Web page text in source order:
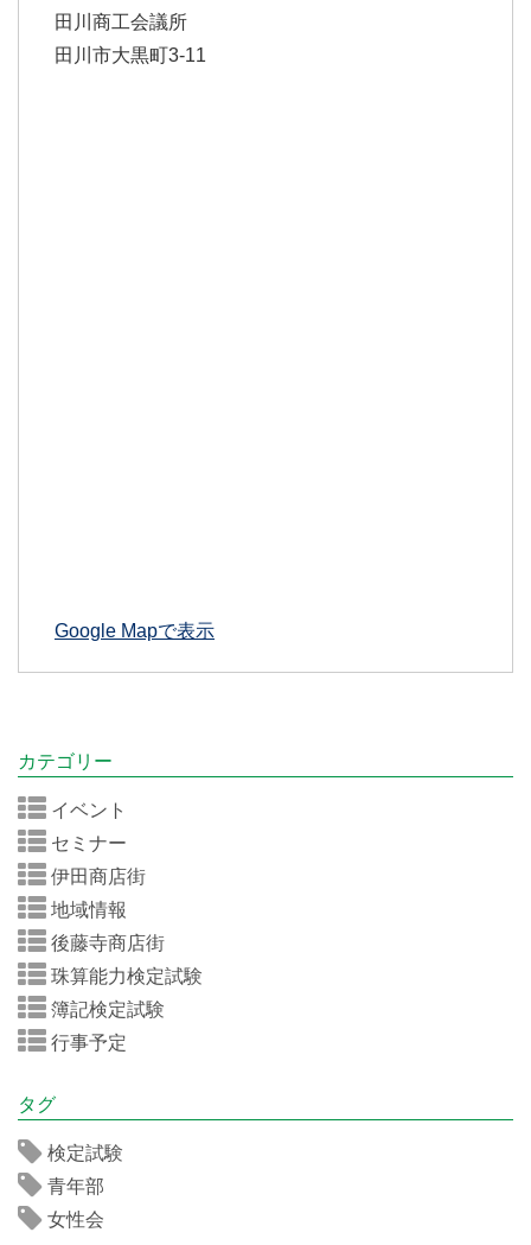
田川商工会議所
田川市大黒町3-11
Google Mapで表示
カテゴリー
イベント
セミナー
伊田商店街
地域情報
後藤寺商店街
珠算能力検定試験
簿記検定試験
行事予定
タグ
検定試験
青年部
女性会